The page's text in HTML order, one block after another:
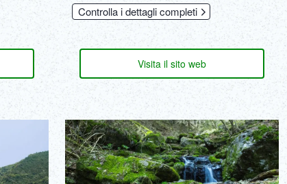
Controlla i dettagli completi
Visita il sito web